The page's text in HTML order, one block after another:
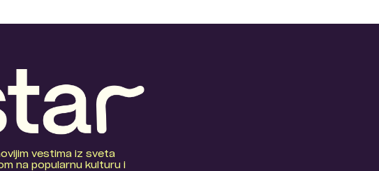
vestima iz sveta
na popularnu kulturu i